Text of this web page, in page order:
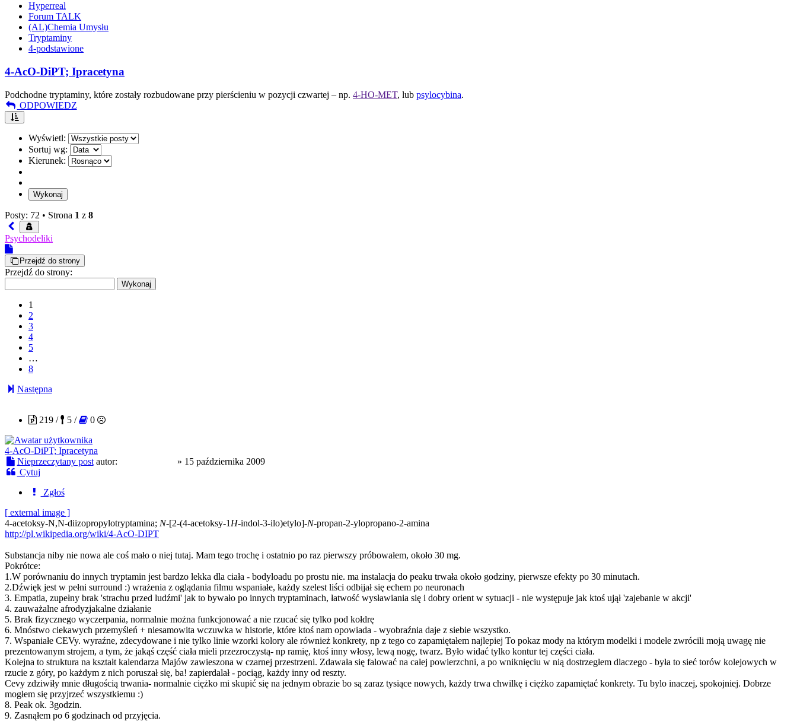
Hyperreal
Forum TALK
(AL)Chemia Umysłu
Tryptaminy
4-podstawione
4-AcO-DiPT; Ipracetyna
Podchodne tryptaminy, które zostały rozbudowane przy pierścieniu w pozycji czwartej – np. 4-HO-MET, lub psylocybina.
ODPOWIEDZ
Wyświetl:
Sortuj wg:
Kierunek:
Posty: 72 • Strona 1 z 8
Psychodeliki
Przejdź do strony
Przejdź do strony:
1
2
3
4
5
…
8
Następna
219 /
5 / 0
4-AcO-DiPT; Ipracetyna
Nieprzeczytany post autor: » 15 października 2009
Cytuj
Zgłoś
[ external image ]
4-acetoksy-N,N-diizopropylotryptamina; N-[2-(4-acetoksy-1 H-indol-3-ilo)etylo]-N-propan-2-ylopropano-2-amina
http://pl.wikipedia.org/wiki/4-AcO-DIPT
Substancja niby nie nowa ale coś mało o niej tutaj. Mam tego trochę i ostatnio po raz pierwszy próbowałem, około 30 mg.
Pokrótce:
1.W porównaniu do innych tryptamin jest bardzo lekka dla ciała - bodyloadu po prostu nie. ma instalacja do peaku trwała około godziny, pierwsze efekty po 30 minutach.
2.Dźwięk jest w pełni surround :) wrażenia z oglądania filmu wspaniałe, każdy szelest liści odbijał się echem po neuronach
3. Empatia, zupełny brak 'strachu przed ludźmi' jak to bywało po innych tryptaminach, łatwość wysławiania się i dobry orient w sytuacji - nie występuje jak ktoś ujął 'zajebanie w akcji'
4. zauważalne afrodyzjakalne działanie
5. Brak fizycznego wyczerpania, normalnie można funkcjonować a nie rzucać się tylko pod kołdrę
6. Mnóstwo ciekawych przemyśleń + niesamowita wczuwka w historie, które ktoś nam opowiada - wyobraźnia daje z siebie wszystko.
7. Wspaniałe CEVy. wyraźne, zdecydowane i nie tylko linie wzorki kolory ale również konkrety, np z tego co zapamiętałem najlepiej To pokaz mody na którym modelki i modele zwrócili moją uwagę nie
prezentowanym strojem, a tym, że jakąś część ciała mieli przezroczystą- np ramię, ktoś inny włosy, lewą nogę, twarz. Było widać tylko kontur tej części ciała.
Kolejna to struktura na kształt kalendarza Majów zawieszona w czarnej przestrzeni. Zdawała się falować na całej powierzchni, a po wniknięciu w nią dostrzegłem dlaczego - była to sieć torów kolejowych w
rzucie z góry, po każdym z nich poruszał się, ba! zapierdalał - pociąg, każdy inny od reszty.
Cevy zdziwiły mnie długością trwania- normalnie ciężko mi skupić się na jednym obrazie bo są zaraz tysiące nowych, każdy trwa chwilkę i ciężko zapamiętać konkrety. Tu bylo inaczej, spokojniej. Dobrze
mogłem się przyjrzeć wszystkiemu :)
8. Peak ok. 3godzin.
9. Zasnąłem po 6 godzinach od przyjęcia.